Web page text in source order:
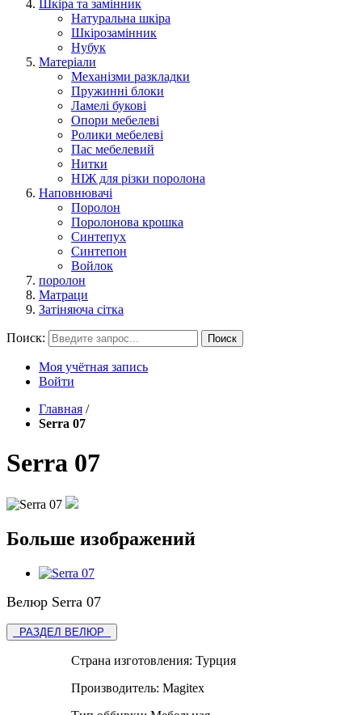
Шкіра та замінник
Натуральна шкіра
Шкірозамінник
Нубук
Матеріали
Механізми разкладки
Пружинні блоки
Ламелі букові
Опори мебелеві
Ролики мебелеві
Пас мебелевий
Нитки
НІЖ для різки поролона
Наповнювачі
Поролон
Поролонова крошка
Синтепух
Синтепон
Войлок
поролон
Матраци
Затіняюча сітка
Поиск: Поиск
Моя учётная запись
Войти
Главная /
Serra 07
Serra 07
Больше изображений
Велюр Serra 07
РАЗДЕЛ ВЕЛЮР
Страна изготовления: Турция
Производитель: Magitex